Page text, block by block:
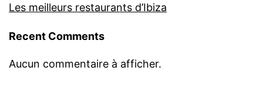
Les meilleurs restaurants d’Ibiza
Recent Comments
Aucun commentaire à afficher.